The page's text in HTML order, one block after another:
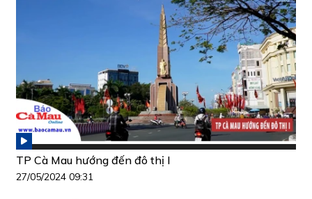
TP Cà Mau hướng đến đô thị I
27/05/2024 09:31